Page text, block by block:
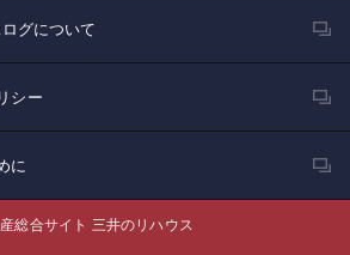
グについて
シー
に
総合サイト 三井のリハウス